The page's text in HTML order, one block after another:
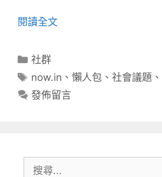
閱讀全文
分
社群
標
籤
now.in 、懶人包 、社會議題 、
發佈留言